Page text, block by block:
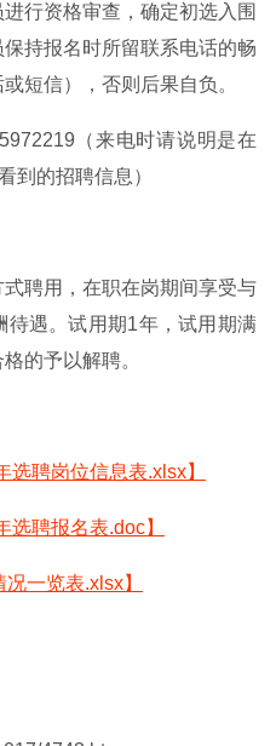
行资格审查，确定初选入围
持报名时所留联系电话的畅
短信），否则后果自负。
（来电时请说明是在
到的招聘信息）
聘用，在职在岗期间享受与
待遇。试用期1年，试用期满
的予以解聘。
聘岗位信息表.xlsx】
聘报名表.doc】
一览表.xlsx】